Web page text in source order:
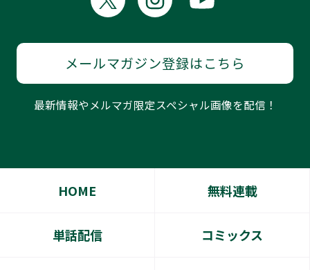
メールマガジン登録はこちら
最新情報やメルマガ限定スペシャル画像を配信！
HOME 無料連載
単話配信 コミックス